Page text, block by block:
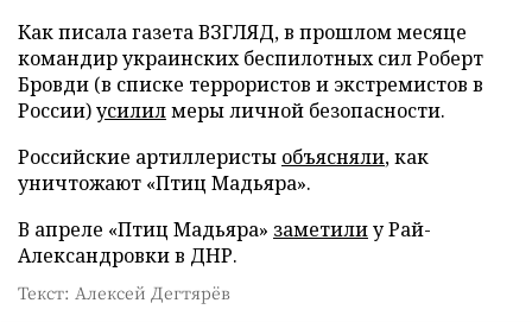
Как писала газета ВЗГЛЯД, в прошлом месяце
командир украинских беспилотных сил Роберт
Бровди (в списке террористов и экстремистов в
России)усилилмеры личной безопасности.
Российские артиллеристы объясняли, как
уничтожают «Птиц Мадьяра».
В апреле «Птиц Мадьяра» заметилиу Рай-
Александровки в ДНР.
Текст: Алексей Дегтярёв